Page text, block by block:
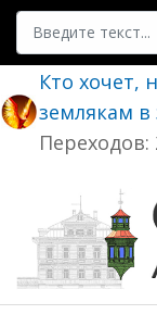
Поиск
Кто хочет,
землякам в